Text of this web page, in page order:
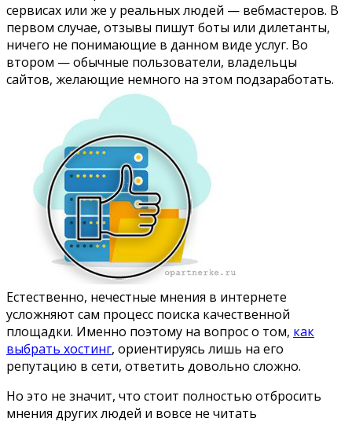
сервисах или же у реальных людей — вебмастеров. В
первом случае, отзывы пишут боты или дилетанты,
ничего не понимающие в данном виде услуг. Во
втором — обычные пользователи, владельцы
сайтов, желающие немного на этом подзаработать.
Естественно, нечестные мнения в интернете
усложняют сам процесс поиска качественной
площадки. Именно поэтому на вопрос о том, как
выбрать хостинг, ориентируясь лишь на его
репутацию в сети, ответить довольно сложно.
Но это не значит, что стоит полностью отбросить
мнения других людей и вовсе не читать